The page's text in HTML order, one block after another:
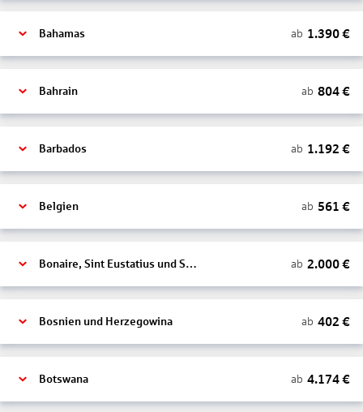
Bahamas ab 1.390€
Bahrain ab 804€
Barbados ab 1.192 €
Belgien ab 561 €
Bonaire, Sint Eustatius und Saba ab 2.000€
Bosnien und Herzegowina ab 402 €
Botswana ab 4.174€